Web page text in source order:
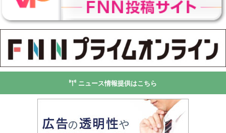
ニュース情報提供はこちら